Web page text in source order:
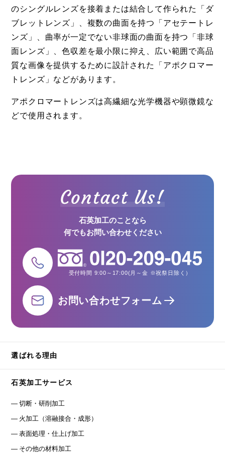
のシングルレンズを接着または結合して作られた「ダ
ブレットレンズ」、複数の曲面を持つ「アセテートレ
ンズ」、曲率が一定でない非球面の曲面を持つ「非球
面レンズ」、色収差を最小限に抑え、広い範囲で高品
質な画像を提供するために設計された「アポクロマー
トレンズ」などがあります。
アポクロマートレンズは高繊細な光学機器や顕微鏡な
どで使用されます。
石英加工のことなら
何でもお問い合わせください
受付時間 9:00～17:00(月～金 ※祝祭日除く）
お問い合わせフォーム
選ばれる理由
石英加工サービス
切断・研削加工
火加工（溶融接合・成形）
表面処理・仕上げ加工
その他の材料加工